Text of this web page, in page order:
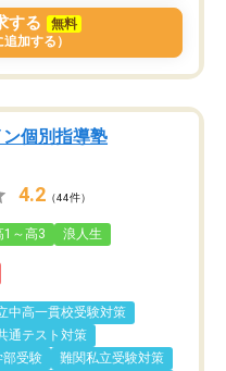
った
する
無料
追加する）
ン個別指導塾
4.2 （44件）
1～高3 浪人生
中高一貫校受験対策
通テスト対策
部受験
難関私立受験対策